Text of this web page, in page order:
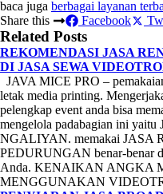
baca juga berbagai layanan
Share this
Facebook
Related Posts
REKOMENDASI JASA
DI JASA SEWA
JAVA MICE PRO –
letak media printing.
pelengkap event anda bisa
mengelola padabagian ini
NGALIYAN. memakai JASA
PEDURUNGAN benar-benar
Anda. KENAIKAN ANGKA
MENGGUNAKAN